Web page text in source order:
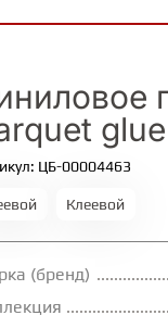
ЦБ-00004463
Клеевой
(бренд)